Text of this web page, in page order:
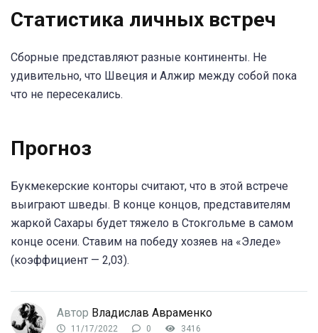
Статистика личных встреч
Сборные представляют разные континенты. Не
удивительно, что Швеция и Алжир между собой пока
что не пересекались.
Прогноз
Букмекерские конторы считают, что в этой встрече
выиграют шведы. В конце концов, представителям
жаркой Сахары будет тяжело в Стокгольме в самом
конце осени. Ставим на победу хозяев на «Эледе»
(коэффициент — 2,03).
Автор Владислав Авраменко
11/17/2022 0 3416